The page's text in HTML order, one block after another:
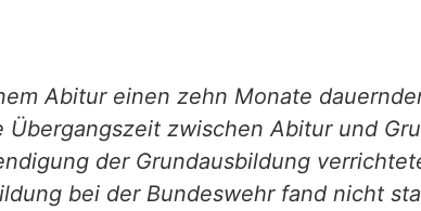
Abitur einen zehn Monate
zwischen Abitur und
der Grundausbildung
bei der Bundeswehr fand nicht